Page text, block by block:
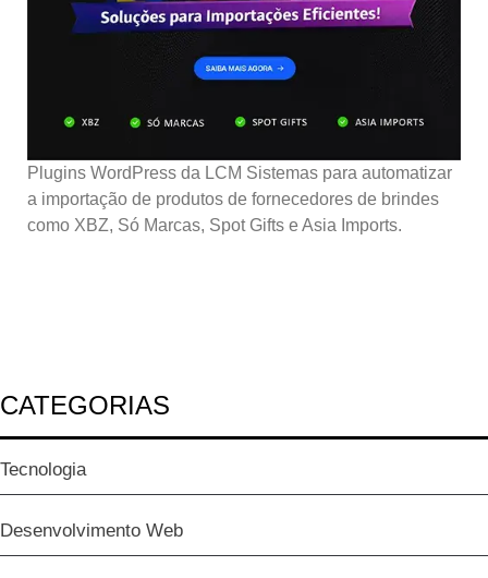
Plugins WordPress da LCM Sistemas para automatizar
a importação de produtos de fornecedores de brindes
como XBZ, Só Marcas, Spot Gifts e Asia Imports.
CATEGORIAS
Tecnologia
Desenvolvimento Web